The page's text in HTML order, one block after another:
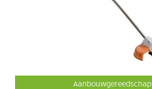
Aanbouwgereedschap